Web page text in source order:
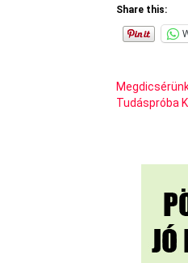
Share this:
Tudáspróba